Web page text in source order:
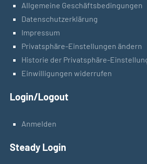
Allgemeine Geschäftsbedingungen
Datenschutzerklärung
Impressum
Privatsphäre-Einstellungen ändern
Historie der Privatsphäre-
Einwilligungen widerrufen
Login/Logout
Anmelden
Steady Login